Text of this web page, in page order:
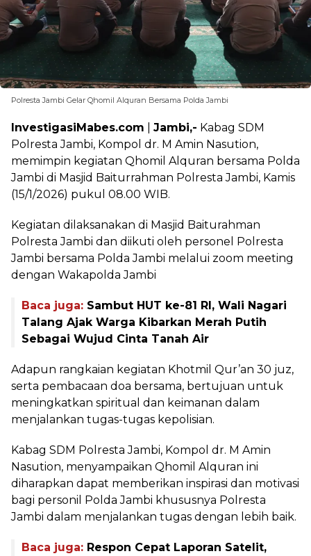
Polresta Jambi Gelar Qhomil Alquran Bersama Polda Jambi
InvestigasiMabes.com Jambi,- Kabag SDM
Polresta Jambi, Kompol dr. M Amin Nasution,
memimpin kegiatan Qhomil Alquran bersama Polda
Jambi di Masjid Baiturrahman Polresta Jambi, Kamis
(15/1/2026) pukul 08.00 WIB.
Kegiatan dilaksanakan di Masjid Baiturahman
Polresta Jambi dan diikuti oleh personel Polresta
Jambi bersama Polda Jambi melalui zoom meeting
dengan Wakapolda Jambi
Baca juga: Sambut HUT ke-81 RI, Wali Nagari
Talang Ajak Warga Kibarkan Merah Putih
Sebagai Wujud Cinta Tanah Air
Adapun rangkaian kegiatan Khotmil Qur’an 30 juz,
serta pembacaan doa bersama, bertujuan untuk
meningkatkan spiritual dan keimanan dalam
menjalankan tugas-tugas kepolisian.
Kabag SDM Polresta Jambi, Kompol dr. M Amin
Nasution, menyampaikan Qhomil Alquran ini
diharapkan dapat memberikan inspirasi dan motivasi
bagi personil Polda Jambi khususnya Polresta
Jambi dalam menjalankan tugas dengan lebih baik.
Baca juga: Respon Cepat Laporan Satelit,